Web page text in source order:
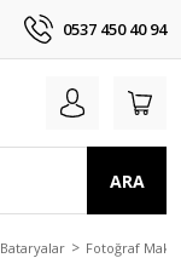
0537 450 40 94
ARA
Bataryalar Fotoğraf